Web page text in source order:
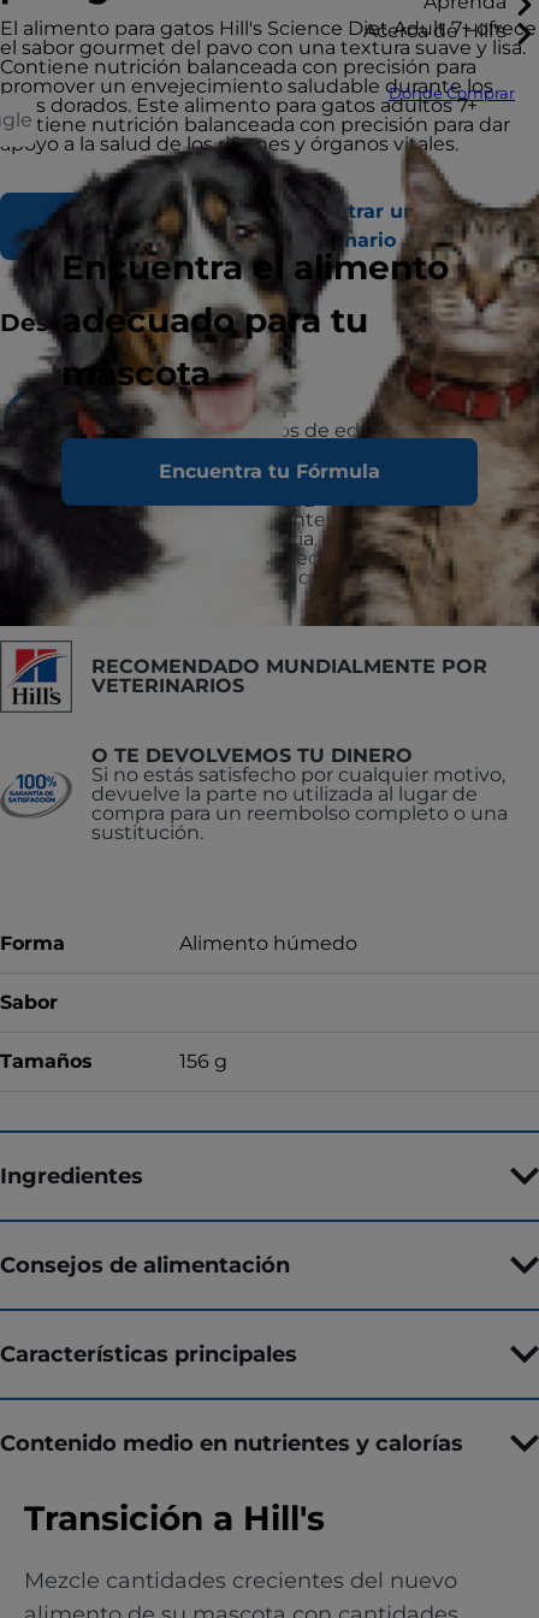
Acerca de Hill's
Dónde Comprar
Encuentra el alimento
adecuado para tu
mascota
Encuentra tu Fórmula
El alimento para gatos Hill's Science Diet Adult 7+ ofrece
el sabor gourmet del pavo con una textura suave y lisa.
Contiene nutrición balanceada con precisión para
promover un envejecimiento saludable durante los
años dorados. Este alimento para gatos adultos 7+
contiene nutrición balanceada con precisión para dar
apoyo a la salud de los riñones y órganos vitales.
Comprar Ahora
Encontrar un refugio o
veterinario
Destacados
Recomendado para
Gatos adultos 7+ años de edad.
No recomendado para
Gatitos y gatas gestantes o lactantes. Durante
la gestación o lactancia, las gatas deben
cambiar al alimento seco para gatos Hill’s®
Science Diet® Kitten o Hill's® Science Diet®
Kitten Indoor.
RECOMENDADO MUNDIALMENTE POR
VETERINARIOS
O TE DEVOLVEMOS TU DINERO
Si no estás satisfecho por cualquier motivo,
devuelve la parte no utilizada al lugar de
compra para un reembolso completo o una
sustitución.
Forma Alimento húmedo
Sabor
Tamaños 156 g
Ingredientes
Consejos de alimentación
Características principales
Contenido medio en nutrientes y calorías
Transición a Hill's
Mezcle cantidades crecientes del nuevo